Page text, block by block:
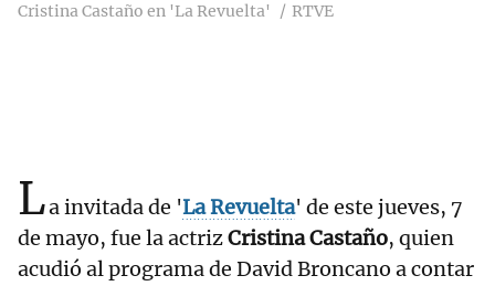
Cristina Castaño en 'La Revuelta' RTVE
La invitada de 'La Revuelta' de este jueves, 7
de mayo, fue la actrizCristina Castaño, quien
acudió al programa de David Broncano a contar